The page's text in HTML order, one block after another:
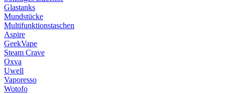
Glastanks
Mundstücke
Multifunktionstaschen
Aspire
GeekVape
Steam Crave
Oxva
Uwell
Vaporesso
Wotofo